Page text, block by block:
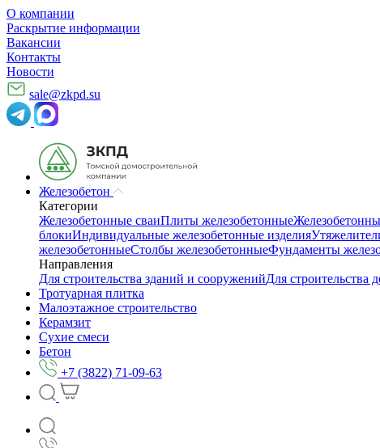
О компании
Раскрытие информации
Вакансии
Контакты
Новости
sale@zkpd.su
Железобетон
Категории
Железобетонные сваиПлиты железобетонные
блокиИндивидуальные железобетонные изделия
железобетонныеСтолбы железобетонныеФундаменты
Направления
Для строительства зданий и сооруженийДля строительства
Тротуарная плитка
Малоэтажное строительство
Керамзит
Сухие смеси
Бетон
+7 (3822) 71-09-63